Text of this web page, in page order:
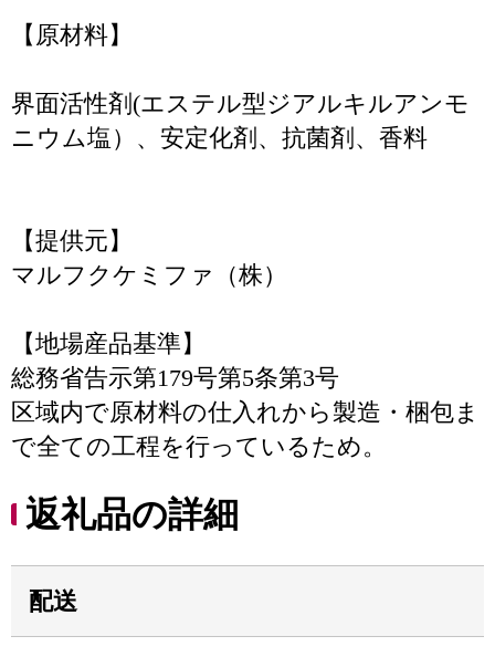
【原材料】
界面活性剤(エステル型ジアルキルアンモ
ニウム塩）、安定化剤、抗菌剤、香料
【提供元】
マルフクケミファ（株）
【地場産品基準】
総務省告示第179号第5条第3号
区域内で原材料の仕入れから製造・梱包ま
で全ての工程を行っているため。
返礼品の詳細
配送